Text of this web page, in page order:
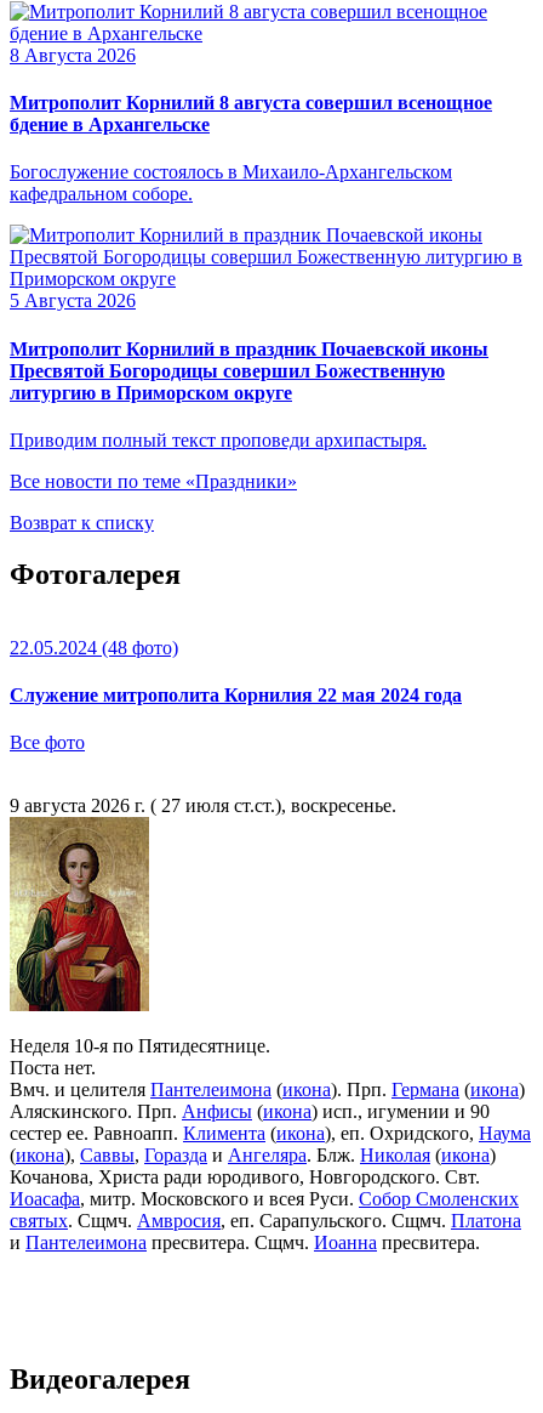
8 Августа 2026
Митрополит Корнилий 8 августа совершил всенощное
бдение в Архангельске
Богослужение состоялось в Михаило-Архангельском
кафедральном соборе.
5 Августа 2026
Митрополит Корнилий в праздник Почаевской иконы
Пресвятой Богородицы совершил Божественную
литургию в Приморском округе
Приводим полный текст проповеди архипастыря.
Все новости по теме «Праздники»
Возврат к списку
Фотогалерея
22.05.2024 (48 фото)
Служение митрополита Корнилия 22 мая 2024 года
Все фото
9 августа 2026 г. ( 27 июля ст.ст.), воскресенье.
Неделя 10-я по Пятидесятнице.
Поста нет.
Вмч. и целителя Пантелеимона (икона). Прп. Германа (икона)
Аляскинского. Прп. Анфисы (икона) исп., игумении и 90
сестер ее. Равноапп. Климента (икона), еп. Охридского, Наума
(икона), Саввы, Горазда и Ангеляра. Блж. Николая (икона)
Кочанова, Христа ради юродивого, Новгородского. Свт.
Иоасафа, митр. Московского и всея Руси. Собор Смоленских
святых. Сщмч. Амвросия, еп. Сарапульского. Сщмч. Платона
и Пантелеимона пресвитера. Сщмч. Иоанна пресвитера.
Видеогалерея